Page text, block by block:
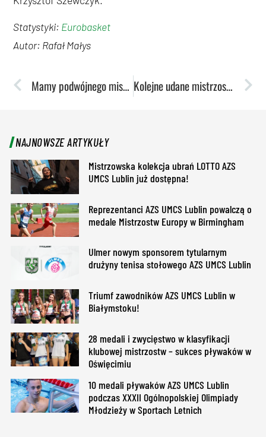
Statystyki: Eurobasket
Autor: Rafał Małys
Mamy podwójnego mistrza Polski! Młodzi lekkoatleci w krajowej czołówce Kolejne udane mistrzostwa Polski. Pływacy przywieźli worek pełen medali
NAJNOWSZE ARTYKUŁY
Mistrzowska kolekcja ubrań LOTTO AZS
UMCS Lublin już dostępna!
Reprezentanci AZS UMCS Lublin powalczą o
medale Mistrzostw Europy w Birmingham
Ulmer nowym sponsorem tytularnym
drużyny tenisa stołowego AZS UMCS Lublin
Triumf zawodników AZS UMCS Lublin w
Białymstoku!
28 medali i zwycięstwo w klasyfikacji
klubowej mistrzostw – sukces pływaków w
Oświęcimiu
10 medali pływaków AZS UMCS Lublin
podczas XXXII Ogólnopolskiej Olimpiady
Młodzieży w Sportach Letnich